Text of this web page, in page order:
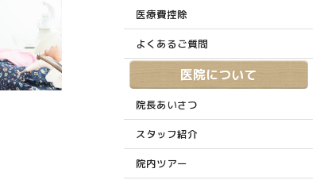
医療費控除
よくあるご質問
医院について
院長あいさつ
スタッフ紹介
院内ツアー